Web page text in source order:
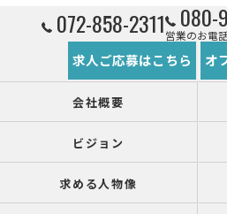
072-858-2311 080-
営業のお電
求人ご応募はこちら オ
会社概要
ビジョン
求める人物像